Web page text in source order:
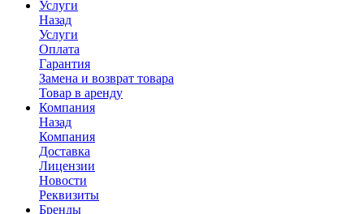
Услуги
Назад
Услуги
Оплата
Гарантия
Замена и возврат товара
Товар в аренду
Компания
Назад
Компания
Доставка
Лицензии
Новости
Реквизиты
Бренды